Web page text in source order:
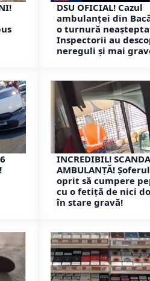
DSU OFICIAL! Cazul
ambulanței din
o turnură
Inspectorii au
nereguli și mai
INCREDIBIL!
AMBULANȚĂ!
oprit să cumpere
cu o fetiță de nici
în stare gravă!